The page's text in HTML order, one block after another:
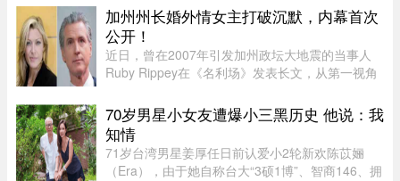
持续挤压利润空间，Leon’s Furniture Ltd.（LNF-
T）的管理层表示，公 ...
加州州长婚外情女主打破沉默，内幕首次
公开！
近日，曾在2007年引发加州政坛大地震的当事人
Ruby Rippey在《名利场》发表长文，从第一视角
Gavin Newsom的一段婚外情。这段尘封多年的往
事再次被推向风口浪尖。Gavin New ...
70岁男星小女友遭爆小三黑历史 他说：我
知情
71岁台湾男星姜厚任日前认爱小2轮新欢陈苡㛤
（Era），由于她自称台大“3硕1博”、智商146、拥